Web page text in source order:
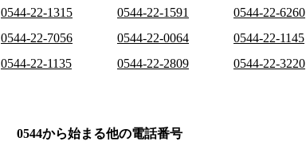
0544-22-1315
0544-22-1591 0544-22-6260
0544-22-7056
0544-22-0064 0544-22-1145
0544-22-1135
0544-22-2809 0544-22-3220
0544から始まる他の電話番号